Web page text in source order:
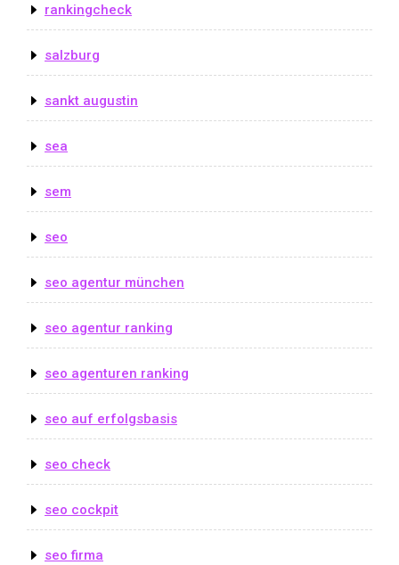
rankingcheck
salzburg
sankt augustin
sea
sem
seo
seo agentur münchen
seo agentur ranking
seo agenturen ranking
seo auf erfolgsbasis
seo check
seo cockpit
seo firma